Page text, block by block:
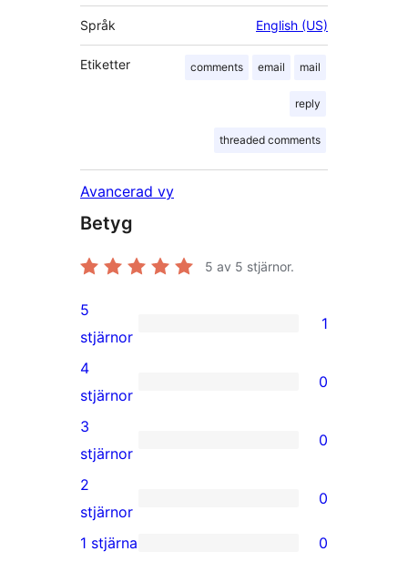
Språk English (US)
Etiketter comments email mail
reply
threaded comments
Avancerad vy
Betyg
5 av 5 stjärnor.
1
5-
stjärnig
recension
5
stjärnor
1
0
4-
stjärniga
recensioner
4
stjärnor
0
0
3-
stjärniga
recensioner
3
stjärnor
0
0
2-
2
stjärnor
0
1 stjärna 0